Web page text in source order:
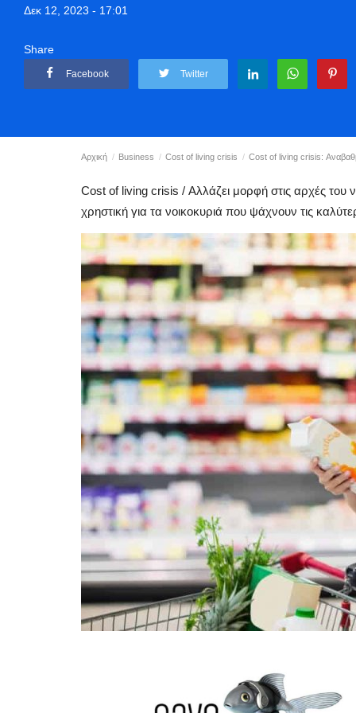
Δεκ 12, 2023 - 17:01
Share
Facebook Twitter
Αρχική Business Cost of living crisis Cost of living crisis:
Cost of living crisis / Αλλάζει μορφή στις αρχές του
χρηστική για τα νοικοκυριά που ψάχνουν τις